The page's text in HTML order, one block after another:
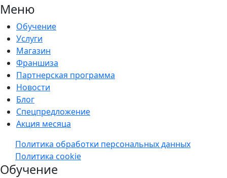
Меню
Обучение
Услуги
Магазин
Франшиза
Партнерская программа
Новости
Блог
Спецпредложение
Акция месяца
Политика обработки персональных данных
Политика cookie
Обучение